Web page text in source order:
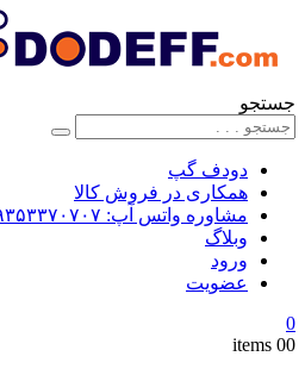
جستجو
دودف گپ
همکاری در فروش کالا
مشاوره واتس آپ: ۰۹۳۵۳۳۷۰۷۰۷
وبلاگ
ورود
عضویت
0
00 items